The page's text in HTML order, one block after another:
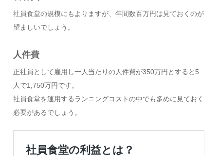
社員食堂の規模にもよりますが、年間数百万円は見ておくのが
望ましいでしょう。
人件費
正社員として雇用し一人当たりの人件費が350万円とすると5
人で1,750万円です。
社員食堂を運用するランニングコストの中でも多めに見ておく
必要があるでしょう。